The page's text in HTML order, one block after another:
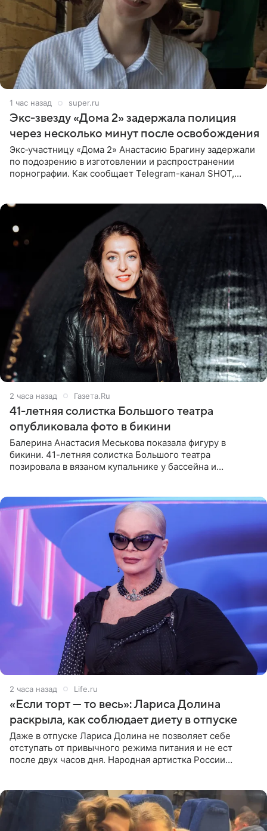
1 час назад super.ru
Экс‑звезду «Дома 2» задержала полиция
через несколько минут после освобождения
Экс‑участницу «Дома 2» Анастасию Брагину задержали
по подозрению в изготовлении и распространении
порнографии. Как сообщает Telegram-канал SHOT,
2 часа назад Газета.Ru
41-летняя солистка Большого театра
опубликовала фото в бикини
Балерина Анастасия Меськова показала фигуру в
бикини. 41-летняя солистка Большого театра
позировала в вязаном купальнике у бассейна и
2 часа назад Life.ru
«Если торт — то весь»: Лариса Долина
раскрыла, как соблюдает диету в отпуске
Даже в отпуске Лариса Долина не позволяет себе
отступать от привычного режима питания и не ест
после двух часов дня. Народная артистка России